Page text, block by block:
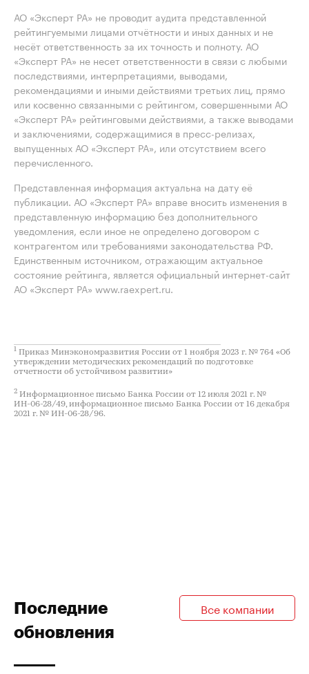
АО «Эксперт РА» не проводит аудита представленной
рейтингуемыми лицами отчётности и иных данных и не
несёт ответственность за их точность и полноту. АО
«Эксперт РА» не несет ответственности в связи с любыми
последствиями, интерпретациями, выводами,
рекомендациями и иными действиями третьих лиц, прямо
или косвенно связанными с рейтингом, совершенными АО
«Эксперт РА» рейтинговыми действиями, а также выводами
и заключениями, содержащимися в пресс-релизах,
выпущенных АО «Эксперт РА», или отсутствием всего
перечисленного.
Представленная информация актуальна на дату её
публикации. АО «Эксперт РА» вправе вносить изменения в
представленную информацию без дополнительного
уведомления, если иное не определено договором с
контрагентом или требованиями законодательства РФ.
Единственным источником, отражающим актуальное
состояние рейтинга, является официальный интернет-сайт
АО «Эксперт РА» www.raexpert.ru.
1 Приказ Минэкономразвития России от 1 ноября 2023 г. № 764 «Об
утверждении методических рекомендаций по подготовке
отчетности об устойчивом развитии»
2 Информационное письмо Банка России от 12 июля 2021 г. №
ИН-06-28/49, информационное письмо Банка России от 16 декабря
2021 г. № ИН-06-28/96.
Последние
обновления
Все компании